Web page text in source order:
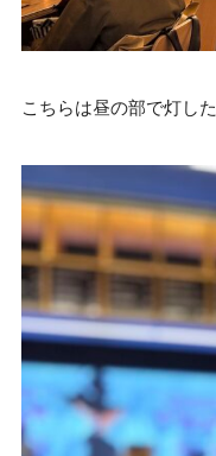
こちらは昼の部で灯し